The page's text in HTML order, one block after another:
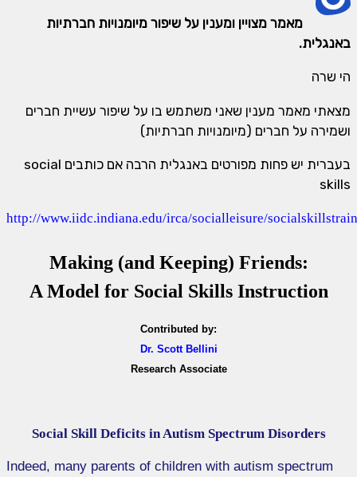
מאמר מצויין ומענין על שיפור מיומנויות חברתיות
באנגלית.
הי שרה
מצאתי מאמר מענין שאני משתמש בו על שיפור עשיית חברים
ושמירה על חברים (מיומנויות חברתיות)
בעברית יש פחות מפורטים באנגלית הרבה אם כותבים social
skills
http://www.iidc.indiana.edu/irca/socialleisure/
Making (and Keeping) Friends:
A Model for Social Skills Instruction
Contributed by:
Dr. Scott Bellini
Research Associate
Social Skill Deficits in Autism Spectrum Disorders
Indeed, many parents of children with autism spectrum